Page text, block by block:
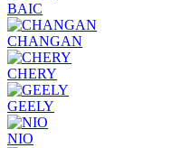
BAIC
CHANGAN
CHERY
GEELY
NIO